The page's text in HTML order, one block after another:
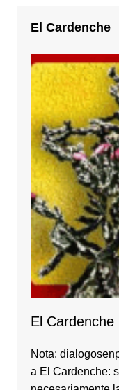
El Cardenche
El Cardenche
Nota:
a El Cardenche: